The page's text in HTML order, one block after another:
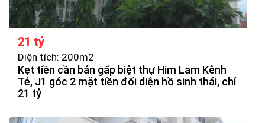
21 tỷ
Diện tích: 200m2
Kẹt tiền cần bán gấp biệt thự Him Lam Kênh
Tẻ, J1 góc 2 mặt tiền đối diện hồ sinh thái, chỉ
21 tỷ